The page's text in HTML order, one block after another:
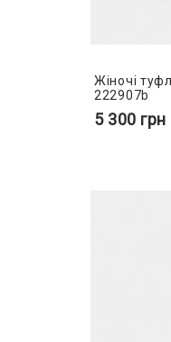
Жіночі
222907b
5 300 грн